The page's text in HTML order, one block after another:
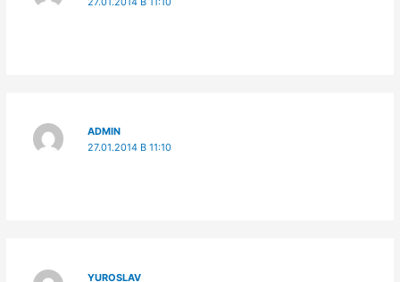
ADMIN
27.01.2014 В 11:10
YUROSLAV